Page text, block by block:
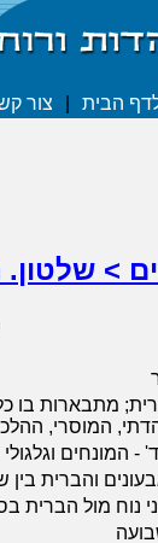
הבית צור
>
מתבארות בו
המוסרי,
- המונחים
והברית
נוח מול הברית